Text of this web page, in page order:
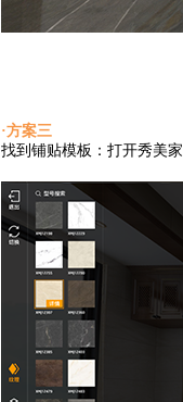
·方案三
找到铺贴模板：打开秀美